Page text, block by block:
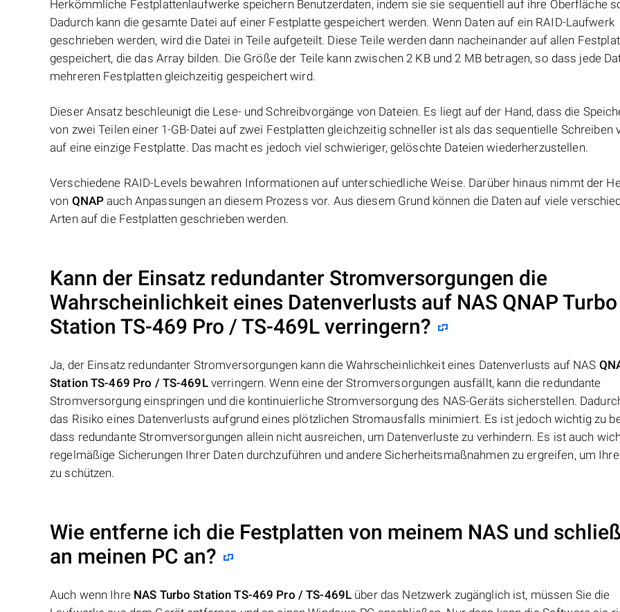
Herkömmliche Festplattenlaufwerke speichern Benutzerdaten, indem sie sie sequentiell auf ihre Oberfläche
Dadurch kann die gesamte Datei auf einer Festplatte gespeichert werden. Wenn Daten auf ein RAID-Laufwerk
geschrieben werden, wird die Datei in Teile aufgeteilt. Diese Teile werden dann nacheinander auf allen
gespeichert, die das Array bilden. Die Größe der Teile kann zwischen 2 KB und 2 MB betragen, so dass jede
mehreren Festplatten gleichzeitig gespeichert wird.
Dieser Ansatz beschleunigt die Lese- und Schreibvorgänge von Dateien. Es liegt auf der Hand, dass die
von zwei Teilen einer 1-GB-Datei auf zwei Festplatten gleichzeitig schneller ist als das sequentielle Schreiben
auf eine einzige Festplatte. Das macht es jedoch viel schwieriger, gelöschte Dateien wiederherzustellen.
Verschiedene RAID-Levels bewahren Informationen auf unterschiedliche Weise. Darüber hinaus nimmt der
von QNAP auch Anpassungen an diesem Prozess vor. Aus diesem Grund können die Daten auf viele
Arten auf die Festplatten geschrieben werden.
Kann der Einsatz redundanter Stromversorgungen die
Wahrscheinlichkeit eines Datenverlusts auf NAS QNAP Turbo
Station TS-469 Pro / TS-469L verringern?
Ja, der Einsatz redundanter Stromversorgungen kann die Wahrscheinlichkeit eines Datenverlusts auf NAS
Station TS-469 Pro / TS-469Lverringern. Wenn eine der Stromversorgungen ausfällt, kann die redundante
Stromversorgung einspringen und die kontinuierliche Stromversorgung des NAS-Geräts sicherstellen.
das Risiko eines Datenverlusts aufgrund eines plötzlichen Stromausfalls minimiert. Es ist jedoch wichtig zu
dass redundante Stromversorgungen allein nicht ausreichen, um Datenverluste zu verhindern. Es ist auch
regelmäßige Sicherungen Ihrer Daten durchzuführen und andere Sicherheitsmaßnahmen zu ergreifen, um Ihre
zu schützen.
Wie entferne ich die Festplatten von meinem NAS und
an meinen PC an?
Auch wenn Ihre NAS Turbo Station TS-469 Pro / TS-469L über das Netzwerk zugänglich ist, müssen Sie die